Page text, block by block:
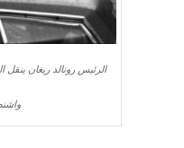
الرئيس رونالد ريغان